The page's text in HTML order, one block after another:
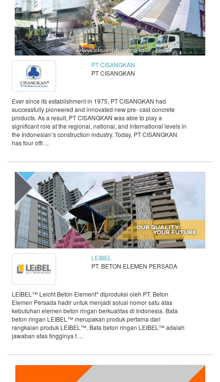
PT CISANGKAN
PT CISANGKAN
Ever since its establishment in 1975, PT CISANGKAN had
successfully pioneered and innovated new pre- cast concrete
products. As a result, PT CISANGKAN was able to play a
significant role at the regional, national, and international levels in
the Indonesian’s construction industry. Today, PT CISANGKAN
has four offi ...
LEIBEL
PT. BETON ELEMEN PERSADA
LEIBEL™ Leicht Beton Element* diproduksi oleh PT. Beton
Elemen Persada hadir untuk menjadi solusi nomor satu atas
kebutuhan elemen beton ringan berkualitas di Indonesia. Bata
beton ringan LEIBEL™ merupakan produk pertama dari
rangkaian produk LEIBEL™. Bata beton ringan LEIBEL™ adalah
jawaban atas tingginya t ...